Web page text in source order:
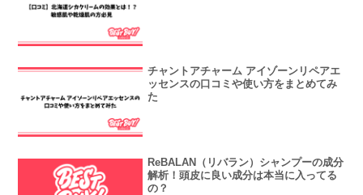
チャントアチャーム アイゾーンリペアエ
ッセンスの口コミや使い方をまとめてみ
た
ReBALAN（リバラン）シャンプーの成分
解析！頭皮に良い成分は本当に入ってる
の？